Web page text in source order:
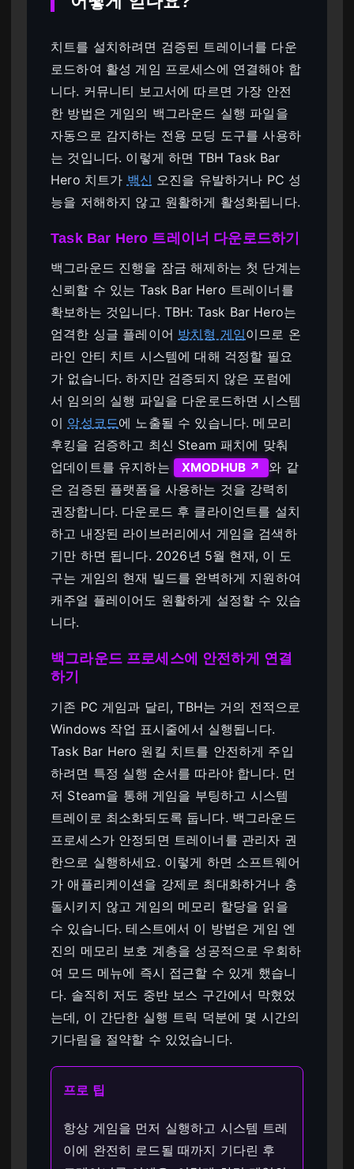
치트를 설치하려면 검증된 트레이너를 다운
로드하여 활성 게임 프로세스에 연결해야 합
니다. 커뮤니티 보고서에 따르면 가장 안전
한 방법은 게임의 백그라운드 실행 파일을
자동으로 감지하는 전용 모딩 도구를 사용하
는 것입니다. 이렇게 하면 TBH Task Bar
Hero 치트가 백신 오진을 유발하거나 PC 성
능을 저해하지 않고 원활하게 활성화됩니다.
Task Bar Hero 트레이너 다운로드하기
백그라운드 진행을 잠금 해제하는 첫 단계는
신뢰할 수 있는 Task Bar Hero 트레이너를
확보하는 것입니다. TBH: Task Bar Hero는
엄격한 싱글 플레이어 방치형 게임이므로 온
라인 안티 치트 시스템에 대해 걱정할 필요
가 없습니다. 하지만 검증되지 않은 포럼에
서 임의의 실행 파일을 다운로드하면 시스템
이 악성코드에 노출될 수 있습니다. 메모리
후킹을 검증하고 최신 Steam 패치에 맞춰
업데이트를 유지하는
XMODHUB ↗
와 같
은 검증된 플랫폼을 사용하는 것을 강력히
권장합니다. 다운로드 후 클라이언트를 설치
하고 내장된 라이브러리에서 게임을 검색하
기만 하면 됩니다. 2026년 5월 현재, 이 도
구는 게임의 현재 빌드를 완벽하게 지원하여
캐주얼 플레이어도 원활하게 설정할 수 있습
니다.
백그라운드 프로세스에 안전하게 연결
하기
기존 PC 게임과 달리, TBH는 거의 전적으로
Windows 작업 표시줄에서 실행됩니다.
Task Bar Hero 원킬 치트를 안전하게 주입
하려면 특정 실행 순서를 따라야 합니다. 먼
저 Steam을 통해 게임을 부팅하고 시스템
트레이로 최소화되도록 둡니다. 백그라운드
프로세스가 안정되면 트레이너를 관리자 권
한으로 실행하세요. 이렇게 하면 소프트웨어
가 애플리케이션을 강제로 최대화하거나 충
돌시키지 않고 게임의 메모리 할당을 읽을
수 있습니다. 테스트에서 이 방법은 게임 엔
진의 메모리 보호 계층을 성공적으로 우회하
여 모드 메뉴에 즉시 접근할 수 있게 했습니
다. 솔직히 저도 중반 보스 구간에서 막혔었
는데, 이 간단한 실행 트릭 덕분에 몇 시간의
기다림을 절약할 수 있었습니다.
프로 팁
항상 게임을 먼저 실행하고 시스템 트레
이에 완전히 로드될 때까지 기다린 후